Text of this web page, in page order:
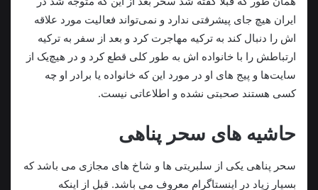
ایران هیچ جای پیشرفتی ندارد و نمی‌تواند فعالیت مورد علاقه
اش را دنبال ‌کند به ترکیه مهاجرت کرد و بعد از سفر به ترکیه
ارتباطش را با خانواده اش به طور کلی قطع کرد و در هیچ‌یک از
سایت‌ها و پیج های او در مورد این که خانواده یا برادر او چه
کسی هستند صحبتی نشده و اطلاعاتی نیست.
حاشیه های سحر پناهی
سحر پناهی یکی از سلبریتی ها و شاخ های مجازی می باشد که
بسیار زیاد در اینستاگرام معروف می باشد. قبل از اینکه